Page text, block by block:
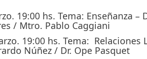
19:00 hs. Tema: Enseñanza –
/ Mtro. Pablo Caggiani
19:00 hs. Tema: Relaciones
Núñez / Dr. Ope Pasquet